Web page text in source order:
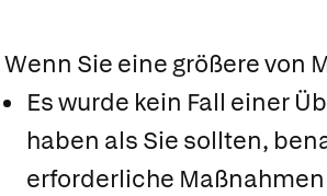
Wenn Sie eine größere von
Es wurde kein Fall einer
haben als Sie sollten,
erforderliche